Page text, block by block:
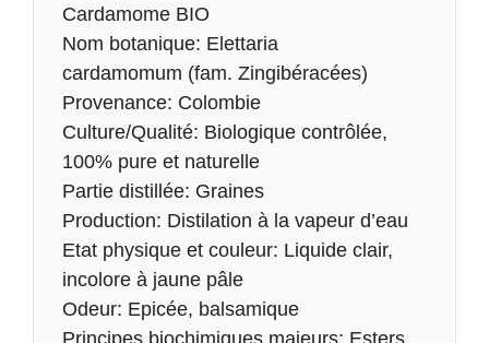
Cardamome BIO
Nom botanique: Elettaria
cardamomum (fam. Zingibéracées)
Provenance: Colombie
Culture/Qualité: Biologique contrôlée,
100% pure et naturelle
Partie distillée: Graines
Production: Distilation à la vapeur d’eau
Etat physique et couleur: Liquide clair,
incolore à jaune pâle
Odeur: Epicée, balsamique
Principes biochimiques majeurs: Esters